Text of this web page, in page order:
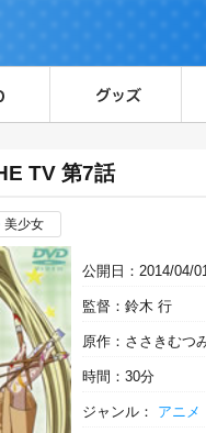
TV 第7話
美少女
公開日：2014/04/
監督：鈴木 行
原作：ささきむ
時間：30分
ジャンル： アニメ